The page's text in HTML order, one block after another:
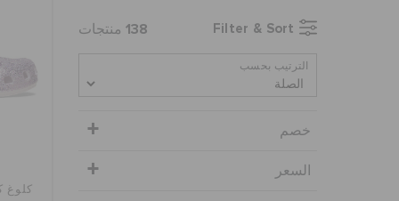
Filter & Sort
138 منتجات
الترتيب بحسب
خصم
السعر
كلوغ